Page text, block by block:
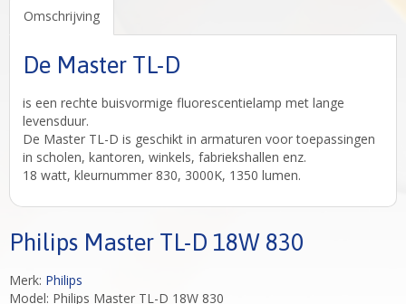
Omschrijving
De Master TL-D
is een rechte buisvormige fluorescentielamp met lange
levensduur.
De Master TL-D is geschikt in armaturen voor toepassingen
in scholen, kantoren, winkels, fabriekshallen enz.
18 watt, kleurnummer 830, 3000K, 1350 lumen.
Philips Master TL-D 18W 830
Merk: Philips
Model: Philips Master TL-D 18W 830